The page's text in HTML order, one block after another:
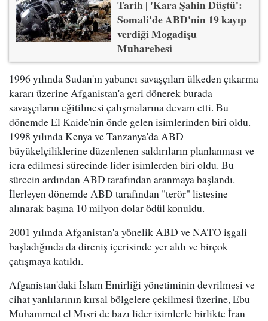
Tarih | 'Kara Şahin Düştü':
Somali'de ABD'nin 19 kayıp
verdiği Mogadişu
Muharebesi
1996 yılında Sudan'ın yabancı savaşçıları ülkeden çıkarma
kararı üzerine Afganistan'a geri dönerek burada
savaşçıların eğitilmesi çalışmalarına devam etti. Bu
dönemde El Kaide'nin önde gelen isimlerinden biri oldu.
1998 yılında Kenya ve Tanzanya'da ABD
büyükelçiliklerine düzenlenen saldırıların planlanması ve
icra edilmesi sürecinde lider isimlerden biri oldu. Bu
sürecin ardından ABD tarafından aranmaya başlandı.
İlerleyen dönemde ABD tarafından "terör" listesine
alınarak başına 10 milyon dolar ödül konuldu.
2001 yılında Afganistan'a yönelik ABD ve NATO işgali
başladığında da direniş içerisinde yer aldı ve birçok
çatışmaya katıldı.
Afganistan'daki İslam Emirliği yönetiminin devrilmesi ve
cihat yanlılarının kırsal bölgelere çekilmesi üzerine, Ebu
Muhammed el Mısri de bazı lider isimlerle birlikte İran